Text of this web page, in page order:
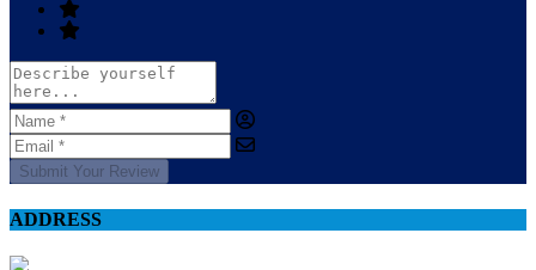
Submit Your Review
ADDRESS